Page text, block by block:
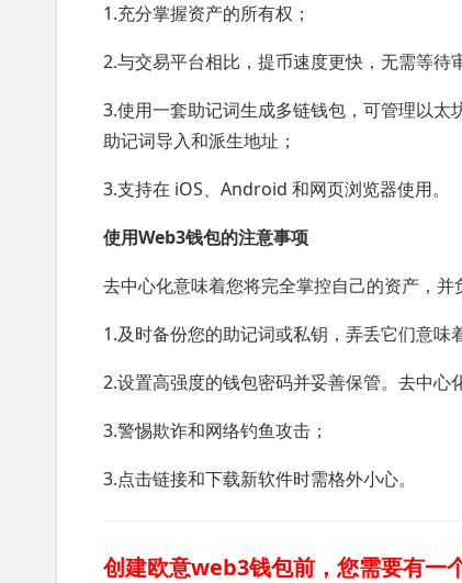
1.充分掌握资产的所有权；
2.与交易平台相比，提币速度更快，无需等待
3.使用一套助记词生成多链钱包，可管理以太
助记词导入和派生地址；
3.支持在 iOS、Android 和网页浏览器使用。
使用Web3钱包的注意事项
去中心化意味着您将完全掌控自己的资产，
1.及时备份您的助记词或私钥，弄丢它们意味
2.设置高强度的钱包密码并妥善保管。去中心
3.警惕欺诈和网络钓鱼攻击；
3.点击链接和下载新软件时需格外小心。
创建欧意web3钱包前，您需要有一